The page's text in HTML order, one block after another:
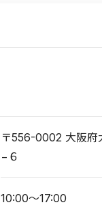
〒556-0002 大阪府
−６
10:00～17:00